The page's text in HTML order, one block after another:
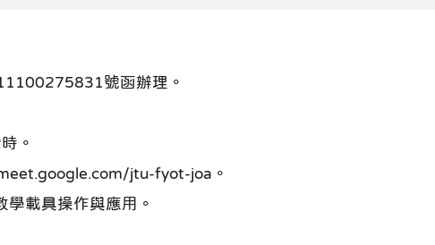
號函辦理。
。
jtu-fyot-joa。
載具操作與應用。